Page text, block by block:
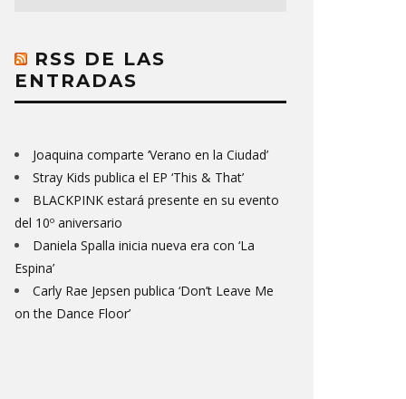
RSS DE LAS
ENTRADAS
Joaquina comparte ‘Verano en la Ciudad’
Stray Kids publica el EP ‘This & That’
BLACKPINK estará presente en su evento
del 10º aniversario
Daniela Spalla inicia nueva era con ‘La
Espina’
Carly Rae Jepsen publica ‘Don’t Leave Me
on the Dance Floor’